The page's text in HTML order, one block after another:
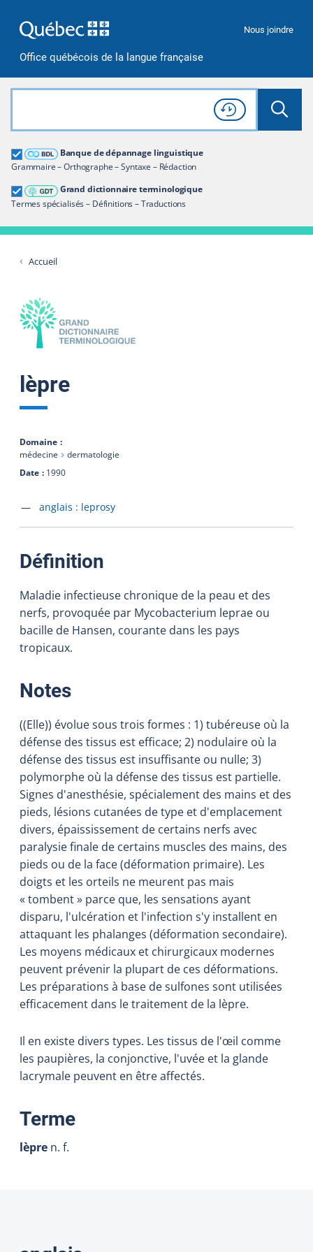
Office québécois de la langue française
Nous joindre
Rechercher dans tout le site
Lancer
Consulter l'
Historique
de recherche
Banque de dépannage linguistique
Grammaire – Orthographe – Syntaxe – Rédaction
Grand dictionnaire terminologique
Termes spécialisés – Définitions – Traductions
Grand dictionnaire terminologique
Restreindre aux termes
Accueil
lèpre
Domaine
médecine
dermatologie
Date
1990
Accéder à la fiche en
anglais : leprosy
Définition
Maladie infectieuse chronique de la peau et des
nerfs, provoquée par Mycobacterium leprae ou
bacille de Hansen, courante dans les pays
tropicaux.
Notes:
((Elle)) évolue sous trois formes : 1) tubéreuse où la
défense des tissus est efficace; 2) nodulaire où la
défense des tissus est insuffisante ou nulle; 3)
polymorphe où la défense des tissus est partielle.
Signes d'anesthésie, spécialement des mains et des
pieds, lésions cutanées de type et d'emplacement
divers, épaississement de certains nerfs avec
paralysie finale de certains muscles des mains, des
pieds ou de la face (déformation primaire). Les
doigts et les orteils ne meurent pas mais
« tombent » parce que, les sensations ayant
disparu, l'ulcération et l'infection s'y installent en
attaquant les phalanges (déformation secondaire).
Les moyens médicaux et chirurgicaux modernes
peuvent prévenir la plupart de ces déformations.
Les préparations à base de sulfones sont utilisées
efficacement dans le traitement de la lèpre.
Il en existe divers types. Les tissus de l'œil comme
les paupières, la conjonctive, l'uvée et la glande
lacrymale peuvent en être affectés.
Terme:
lèpre n. f.